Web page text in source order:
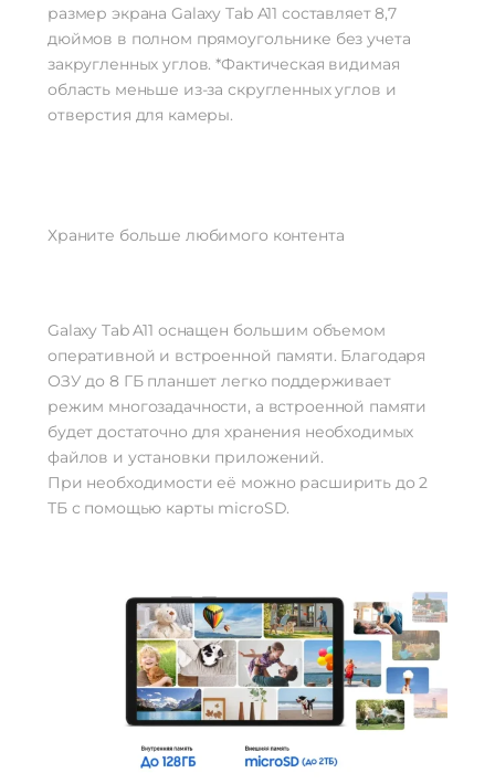
размер экрана Galaxy Tab A11 составляет 8,7
дюймов в полном прямоугольнике без учета
закругленных углов. *Фактическая видимая
область меньше из-за скругленных углов и
отверстия для камеры.
Храните больше любимого контента
Galaxy Tab A11 оснащен большим объемом
оперативной и встроенной памяти. Благодаря
ОЗУ до 8 ГБ планшет легко поддерживает
режим многозадачности, а встроенной памяти
будет достаточно для хранения необходимых
файлов и установки приложений.
При необходимости её можно расширить до 2
ТБ с помощью карты microSD.